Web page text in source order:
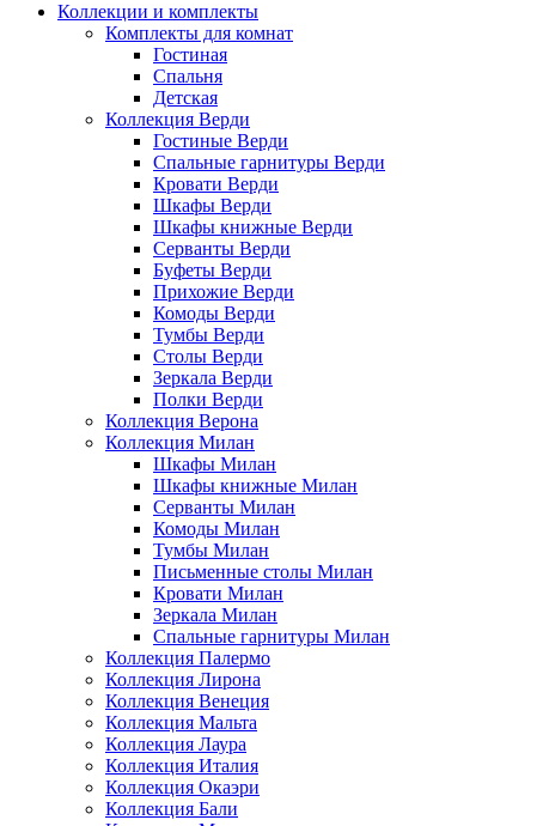
Коллекции и комплекты
Комплекты для комнат
Гостиная
Спальня
Детская
Коллекция Верди
Гостиные Верди
Спальные гарнитуры Верди
Кровати Верди
Шкафы Верди
Шкафы книжные Верди
Серванты Верди
Буфеты Верди
Прихожие Верди
Комоды Верди
Тумбы Верди
Столы Верди
Зеркала Верди
Полки Верди
Коллекция Верона
Коллекция Милан
Шкафы Милан
Шкафы книжные Милан
Серванты Милан
Комоды Милан
Тумбы Милан
Письменные столы Милан
Кровати Милан
Зеркала Милан
Спальные гарнитуры Милан
Коллекция Палермо
Коллекция Лирона
Коллекция Венеция
Коллекция Мальта
Коллекция Лаура
Коллекция Италия
Коллекция Окаэри
Коллекция Бали